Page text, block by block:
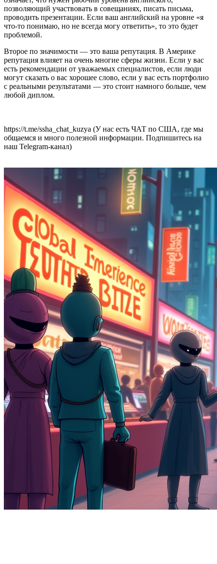
позволяющий участвовать в совещаниях, писать письма,
проводить презентации. Если ваш английский на уровне «я
что-то понимаю, но не всегда могу ответить», то это будет
проблемой.
Второе по значимости — это ваша репутация. В Америке
репутация влияет на очень многие сферы жизни. Если у вас
есть рекомендации от уважаемых специалистов, если люди
могут сказать о вас хорошее слово, если у вас есть портфолио
с реальными результатами — это стоит намного больше, чем
любой диплом.
https://t.me/ssha_chat_kuzya (У нас есть ЧАТ по США, где мы
общаемся и много полезной информации. Подпишитесь на
наш Telegram-канал)